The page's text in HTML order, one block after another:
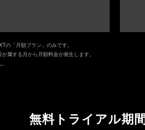
の「月額プラン」のみです。
属する月から月額料金が発生します。
無料トライアル期